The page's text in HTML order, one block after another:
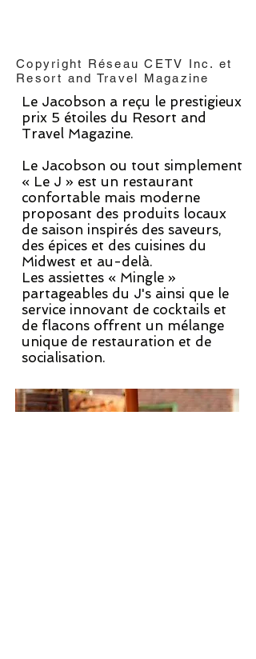
Copyright Réseau CETV Inc. et
Resort and Travel Magazine
Le Jacobson a reçu le prestigieux
prix 5 étoiles du Resort and
Travel Magazine.
Le Jacobson ou tout simplement
« Le J » est un restaurant
confortable mais moderne
proposant des produits locaux
de saison inspirés des saveurs,
des épices et des cuisines du
Midwest et au-delà.
Les assiettes « Mingle »
partageables du J's ainsi que le
service innovant de cocktails et
de flacons offrent un mélange
unique de restauration et de
socialisation.